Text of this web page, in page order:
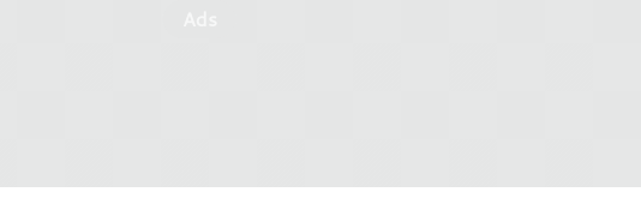
Giugno 2024
uscita (Settimana 23)